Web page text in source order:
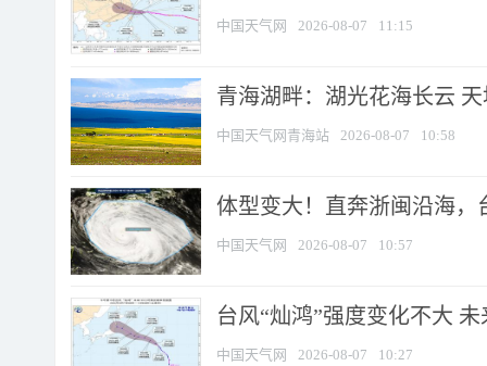
中国天气网 2026-08-07 11:15
青海湖畔：湖光花海长云
中国天气网青海站 2026-08-07 10:58
体型变大！直奔浙闽沿海，
中国天气网 2026-08-07 10:57
台风“灿鸿”强度变化不大
中国天气网 2026-08-07 10:27